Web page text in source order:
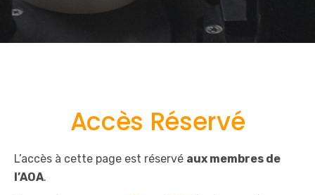
Accès Réservé
L’accès à cette page est réservé aux membres de
l’AOA.